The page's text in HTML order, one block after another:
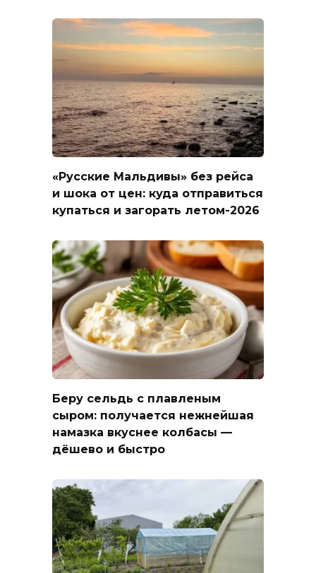
«Русские Мальдивы» без рейса
и шока от цен: куда отправиться
купаться и загорать летом-2026
Беру сельдь с плавленым
сыром: получается нежнейшая
намазка вкуснее колбасы —
дёшево и быстро